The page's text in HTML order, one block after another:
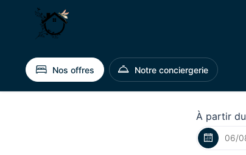
Nos offres Notre conciergerie
À partir du